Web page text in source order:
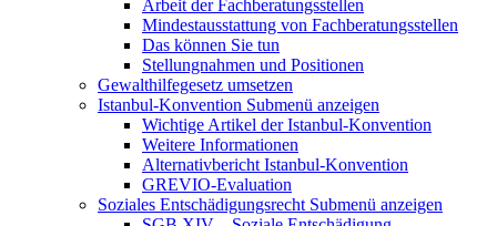
Arbeit der Fachberatungsstellen
Mindestausstattung von Fachberatungsstellen
Das können Sie tun
Stellungnahmen und Positionen
Gewalthilfegesetz umsetzen
Istanbul-Konvention Submenü anzeigen
Wichtige Artikel der Istanbul-Konvention
Weitere Informationen
Alternativbericht Istanbul-Konvention
GREVIO-Evaluation
Soziales Entschädigungsrecht Submenü anzeigen